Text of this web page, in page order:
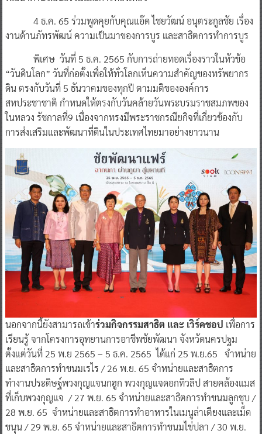
4 ธ.ค. 65 ร่วมพูดคุยกับคุณแอ๊ด ไชยวัฒน์ อนุตระกูลชัย เรื่อง
งานด้านภัทรพัฒน์ ความเป็นมาของการบูร และสาธิตการทำการบูร
พิเศษ วันที่ 5 ธ.ค. 2565 กับการถ่ายทอดเรื่องราวในหัวข้อ
“วันดินโลก” วันที่ก่อตั้งเพื่อให้ทั่วโลกเห็นความสำคัญของทรัพยากร
ดิน ตรงกับวันที่ 5 ธันวาคมของทุกปี ตามมติขององค์การ
สหประชาชาติ กำหนดให้ตรงกับวันคล้ายวันพระบรมราชสมภพของ
ในหลวง รัชกาลที่9 เนื่องจากทรงมีพระราชกรณียกิจที่เกี่ยวข้องกับ
การส่งเสริมและพัฒนาที่ดินในประเทศไทยมาอย่างยาวนาน
นอกจากนี้ยังสามารถเข้าร่วมกิจกรรมสาธิต และ เวิร์คชอป เพื่อการ
เรียนรู้ จากโครงการอุทยานการอาชีพชัยพัฒนา จังหวัดนครปฐม
ตั้งแต่วันที่ 25 พ.ย 2565 – 5 ธ.ค. 2565 ได้แก่ 25 พ.ย.65 จำหน่าย
และสาธิตการทำขนมเรไร / 26 พ.ย. 65 จำหน่ายและสาธิตการ
ทำงานประดิษฐ์พวงกุญแจนกฮูก พวงกุญแจดอกทิวลิป สายคล้องแมส
ที่เก็บพวงกุญแจ / 27 พ.ย. 65 จำหน่ายและสาธิตการทำขนมลูกชุบ /
28 พ.ย. 65 จำหน่ายและสาธิตการทำอาหารในเมนูล่าเตียงและเม็ด
ขนุน / 29 พ.ย. 65 จำหน่ายและสาธิตการทำขนมไข่ปลา / 30 พ.ย.